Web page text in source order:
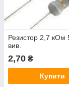
Резистор 2,7 кОм
вив.
2,70 ₴
Купити